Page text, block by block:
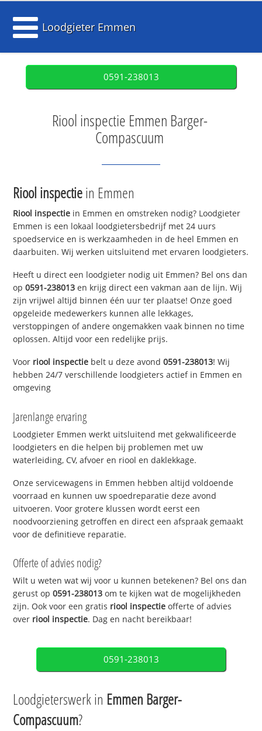
Loodgieter Emmen
0591-238013
Riool inspectie Emmen Barger-
Compascuum
Riool inspectiein Emmen
Riool inspectie in Emmen en omstreken nodig? Loodgieter
Emmen is een lokaal loodgietersbedrijf met 24 uurs
spoedservice en is werkzaamheden in de heel Emmen en
daarbuiten. Wij werken uitsluitend met ervaren loodgieters.
Heeft u direct een loodgieter nodig uit Emmen? Bel ons dan
op0591-238013 en krijg direct een vakman aan de lijn. Wij
zijn vrijwel altijd binnen één uur ter plaatse! Onze goed
opgeleide medewerkers kunnen alle lekkages,
verstoppingen of andere ongemakken vaak binnen no time
oplossen. Altijd voor een redelijke prijs.
Voor riool inspectie belt u deze avond0591-238013! Wij
hebben 24/7 verschillende loodgieters actief in Emmen en
omgeving
Jarenlange ervaring
Loodgieter Emmen werkt uitsluitend met gekwalificeerde
loodgieters en die helpen bij problemen met uw
waterleiding, CV, afvoer en riool en daklekkage.
Onze servicewagens in Emmen hebben altijd voldoende
voorraad en kunnen uw spoedreparatie deze avond
uitvoeren. Voor grotere klussen wordt eerst een
noodvoorziening getroffen en direct een afspraak gemaakt
voor de definitieve reparatie.
Offerte of advies nodig?
Wilt u weten wat wij voor u kunnen betekenen? Bel ons dan
gerust op0591-238013 om te kijken wat de mogelijkheden
zijn. Ook voor een gratis riool inspectie offerte of advies
over riool inspectie. Dag en nacht bereikbaar!
0591-238013
Loodgieterswerk in Emmen Barger-
Compascuum?